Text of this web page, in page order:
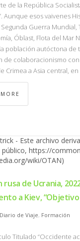
de la República
Aunque esos vaivenes
Guerra
Óblast, Flota del Mar
población autóctona de
de colaboracionismo con
Crimea a Asia central, en
rusa de Ucrania,
a Kiev,
Diario de Viaje, Formación
Titulado “Occidente